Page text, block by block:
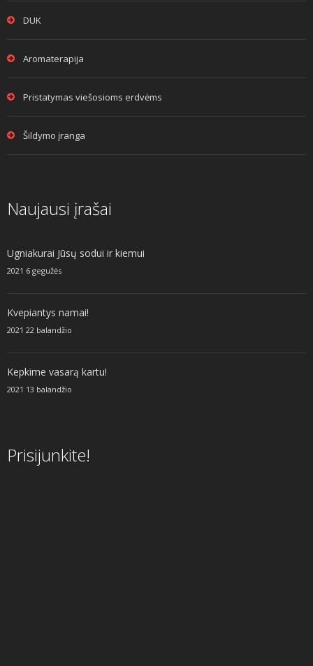
DUK
Aromaterapija
Pristatymas viešosioms erdvėms
Šildymo įranga
Naujausi įrašai
Ugniakurai Jūsų sodui ir kiemui
2021 6 gegužės
Kvepiantys namai!
2021 22 balandžio
Kepkime vasarą kartu!
2021 13 balandžio
Prisijunkite!